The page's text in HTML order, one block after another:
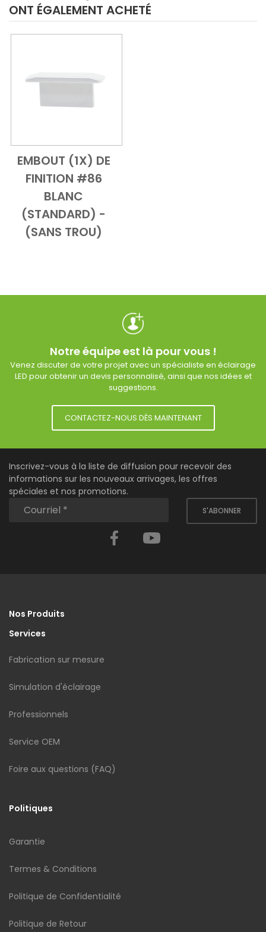
ONT ÉGALEMENT ACHETÉ
Add to Cart
Vue d'ensemble
EMBOUT (1X) DE
FINITION #86
BLANC
(STANDARD) -
(SANS TROU)
Notre équipe est là pour vous !
Venez discuter de votre projet avec un spécialiste en éclairage
LED pour obtenir un devis personnalisé, ainsi que nos idées et
suggestions.
CONTACTEZ-NOUS DÈS MAINTENANT
Inscrivez-vous à la liste de diffusion pour recevoir des
informations sur les nouveaux arrivages, les offres
spéciales et nos promotions.
S'ABONNER
Facebook
Nos Produits
Services
Fabrication sur mesure
Simulation d'éclairage
Professionnels
Service OEM
Foire aux questions (FAQ)
Politiques
Garantie
Termes & Conditions
Politique de Confidentialité
Politique de Retour